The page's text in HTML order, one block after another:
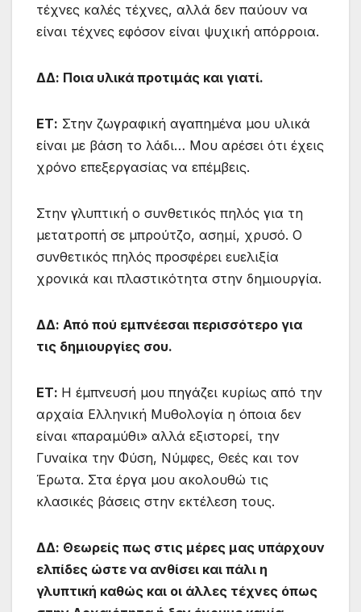
τέχνες καλές τέχνες, αλλά δεν παύουν να
είναι τέχνες εφόσον είναι ψυχική απόρροια.
ΔΔ: Ποια υλικά προτιμάς και γιατί.
ΕΤ: Στην ζωγραφική αγαπημένα μου υλικά
είναι με βάση το λάδι… Μου αρέσει ότι έχεις
χρόνο επεξεργασίας να επέμβεις.
Στην γλυπτική ο συνθετικός πηλός για τη
μετατροπή σε μπρούτζο, ασημί, χρυσό. Ο
συνθετικός πηλός προσφέρει ευελιξία
χρονικά και πλαστικότητα στην δημιουργία.
ΔΔ: Από πού εμπνέεσαι περισσότερο για
τις δημιουργίες σου.
ΕΤ: Η έμπνευσή μου πηγάζει κυρίως από την
αρχαία Ελληνική Μυθολογία η όποια δεν
είναι «παραμύθι» αλλά εξιστορεί, την
Γυναίκα την Φύση, Νύμφες, Θεές και τον
Έρωτα. Στα έργα μου ακολουθώ τις
κλασικές βάσεις στην εκτέλεση τους.
ΔΔ: Θεωρείς πως στις μέρες μας υπάρχουν
ελπίδες ώστε να ανθίσει και πάλι η
γλυπτική καθώς και οι άλλες τέχνες όπως